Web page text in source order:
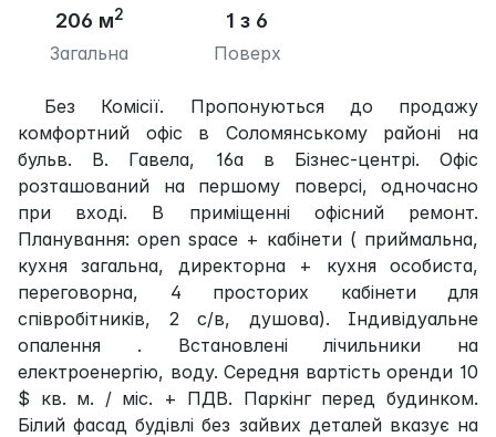
206 м2
Загальна
1 з 6
Поверх
Без Комісії. Пропонуються до продажу
комфортний офіс в Соломянському районі на
бульв. В. Гавела, 16а в Бізнес-центрі. Офіс
розташований на першому поверсі, одночасно
при вході. В приміщенні офісний ремонт.
Планування: open space + кабінети ( приймальна,
кухня загальна, директорна + кухня особиста,
переговорна, 4 просторих кабінети для
співробітників, 2 с/в, душова). Індивідуальне
опалення . Встановлені лічильники на
електроенергію, воду. Середня вартість оренди 10
$ кв. м. / міс. + ПДВ. Паркінг перед будинком.
Білий фасад будівлі без зайвих деталей вказує на